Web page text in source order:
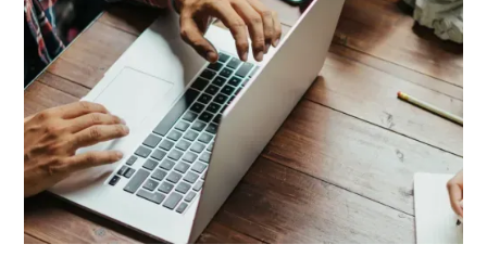
efektywność SEO.
witryny.